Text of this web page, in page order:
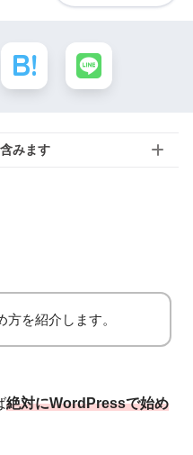
みます
を紹介します。
絶対にWordPressで始め